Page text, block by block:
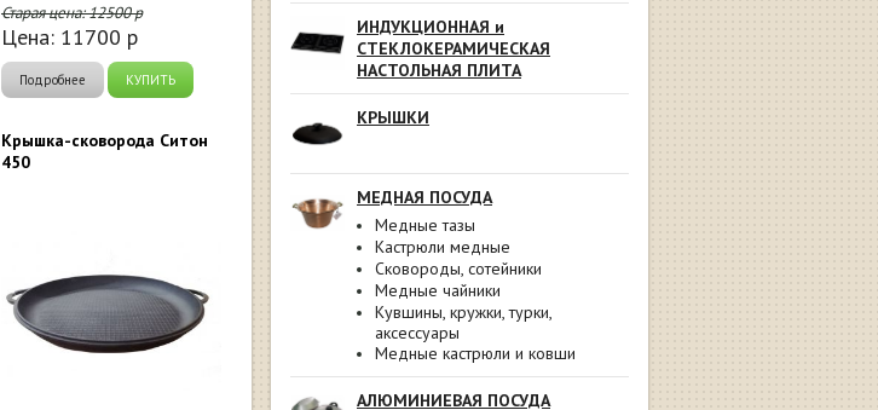
ИНДУКЦИОННАЯ и
СТЕКЛОКЕРАМИЧЕСКАЯ
НАСТОЛЬНАЯ ПЛИТА
КРЫШКИ
МЕДНАЯ ПОСУДА
Медные тазы
Кастрюли медные
Сковороды, сотейники
Медные чайники
Кувшины, кружки, турки,
аксессуары
Медные кастрюли и ковши
АЛЮМИНИЕВАЯ ПОСУДА
Старая цена:12500р
Цена: 11700 р
Подробнее КУПИТЬ
Крышка-сковорода Ситон
450